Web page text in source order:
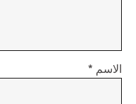
الاسم *